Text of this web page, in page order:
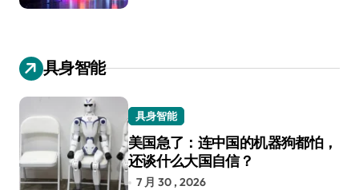
具身智能
具身智能
美国急了：连中国的机器狗都怕，
还谈什么大国自信？
7 月 30 , 2026